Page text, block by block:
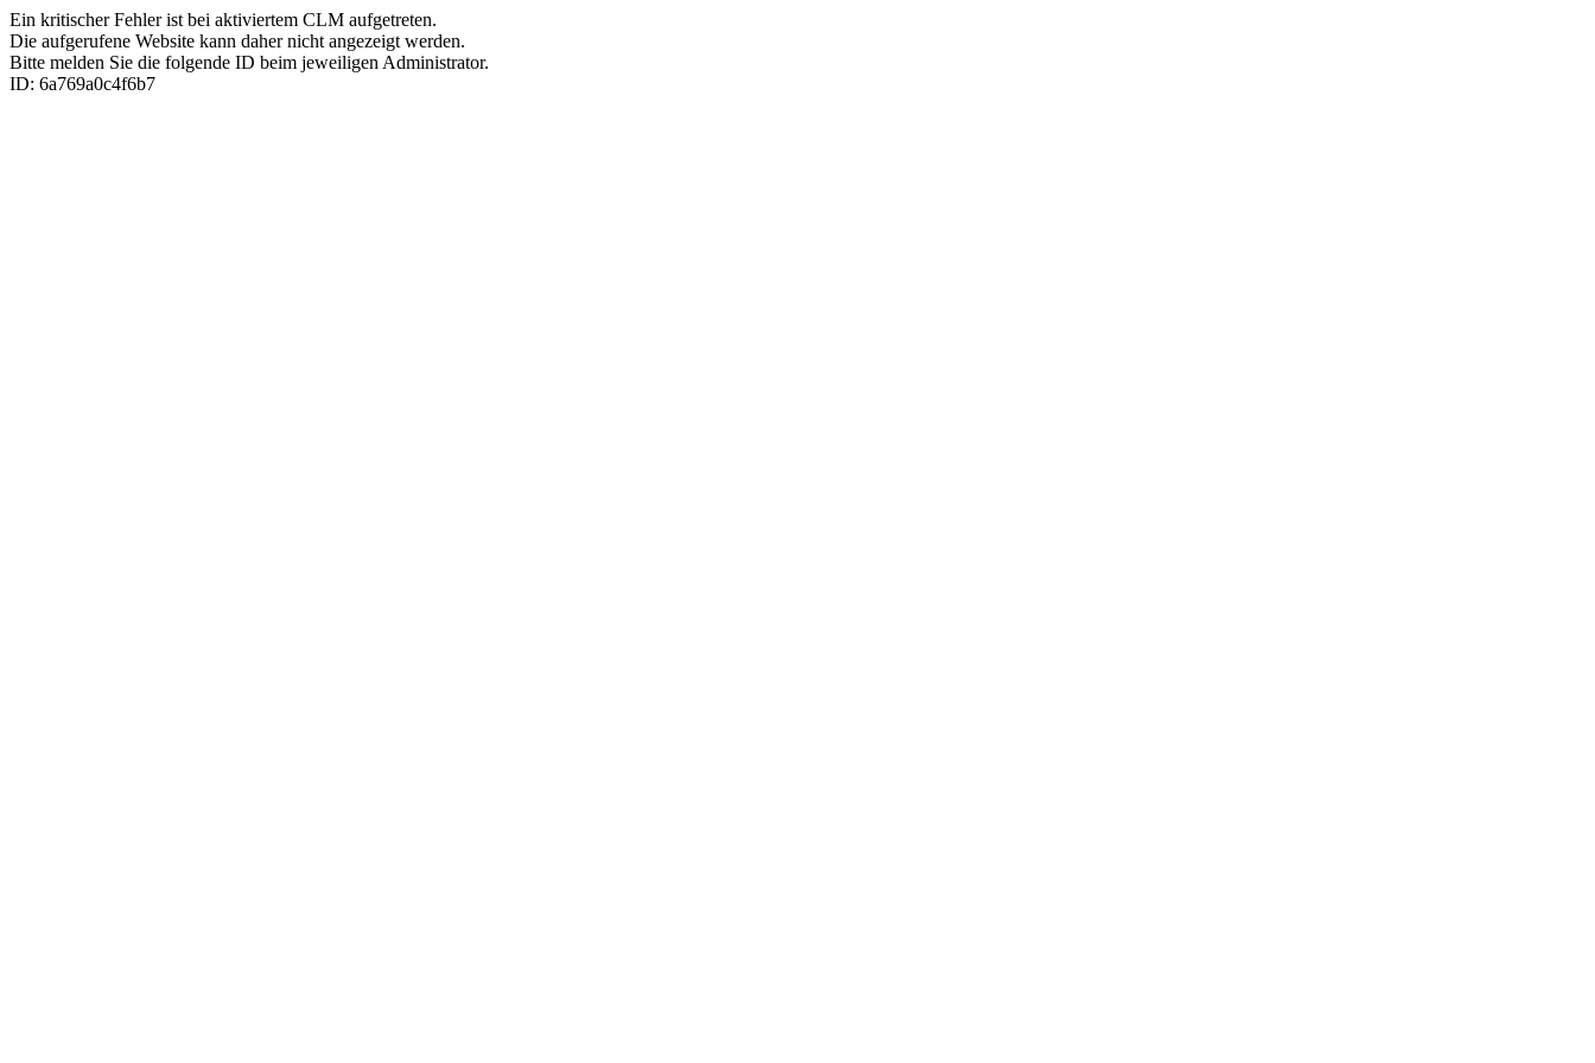
Ein kritischer Fehler ist bei aktiviertem CLM aufgetreten.
Die aufgerufene Website kann daher nicht angezeigt werden.
Bitte melden Sie die folgende ID beim jeweiligen Administrator.
ID: 6a769a0c4f6b7